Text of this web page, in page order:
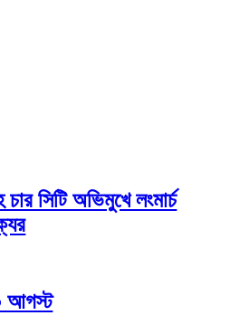
সিটি অভিমুখে লংমার্চ
আগস্ট